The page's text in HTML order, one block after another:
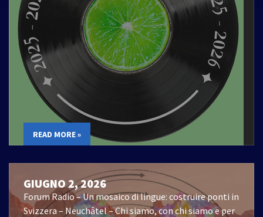
READ MORE »
GIUGNO 2, 2026
Forum Radio – Un mosaico di lingue: costruire ponti in
Svizzera – Neuchâtel – Chi siamo, con chi siamo e per